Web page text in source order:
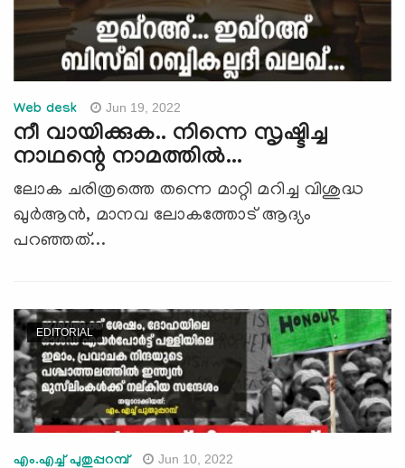
Web desk Jun 19, 2022
നീ വായിക്കുക.. നിന്നെ സൃഷ്ടിച്ച
നാഥന്റെ നാമത്തില്‍...
ലോക ചരിത്രത്തെ തന്നെ മാറ്റി മറിച്ച വിശുദ്ധ
ഖുര്‍ആന്‍, മാനവ ലോകത്തോട് ആദ്യം
പറഞ്ഞത്...
EDITORIAL
എം.എച്ച് പുതുപ്പറമ്പ് Jun 10, 2022